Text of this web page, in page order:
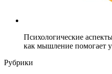
Психологические
как мышление помогает
Рубрики